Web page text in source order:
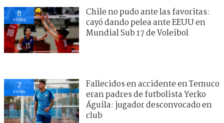
8
visitas
Chile no pudo ante las favoritas:
cayó dando pelea ante EEUU en
Mundial Sub 17 de Voleibol
7
visitas
Fallecidos en accidente en Temuco
eran padres de futbolista Yerko
Águila: jugador desconvocado en
club